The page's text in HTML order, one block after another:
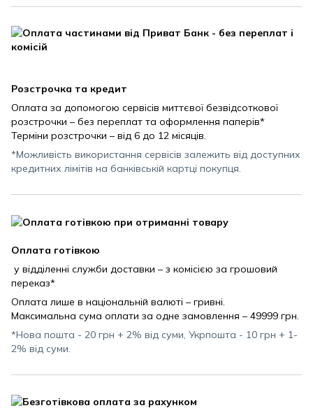
Розстрочка та кредит
Оплата за допомогою сервісів миттєвої безвідсоткової
розстрочки – без переплат та оформлення паперів*
Терміни розстрочки – від 6 до 12 місяців.
*Можливість використання сервісів залежить від доступних
кредитних лімітів на банківській картці покупця.
Оплата готівкою
у відділенні служби доставки – з комісією за грошовий
переказ*
Оплата лише в національній валюті – гривні.
Максимальна сума оплати за одне замовлення – 49999 грн.
*Нова пошта - 20 грн + 2% від суми, Укрпошта - 10 грн + 1-
2% від суми.